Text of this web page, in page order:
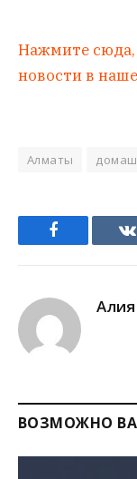
Нажмите
новости в
Алматы
Facebook
ВОЗМОЖНО